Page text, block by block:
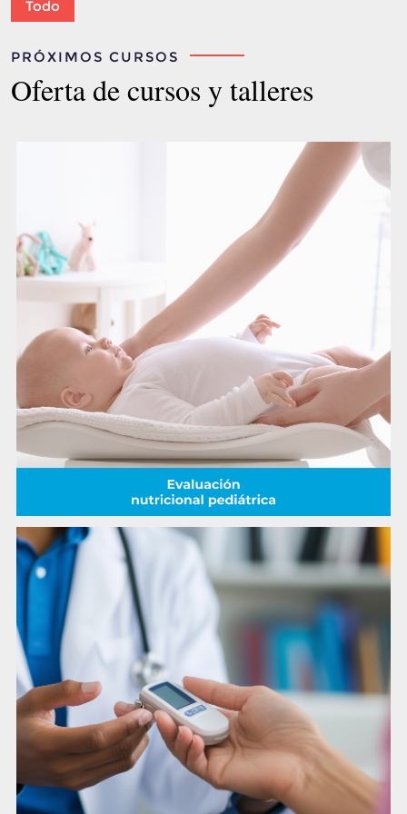
Todo
PRÓXIMOS CURSOS
Oferta de cursos y talleres